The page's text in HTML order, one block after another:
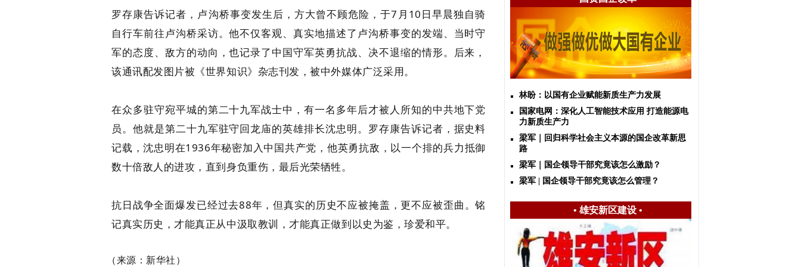
罗存康告诉记者，卢沟桥事变发生后，方大曾不顾危险，于7月10日早晨独自骑
自行车前往卢沟桥采访。他不仅客观、真实地描述了卢沟桥事变的发端、当时守
军的态度、敌方的动向，也记录了中国守军英勇抗战、决不退缩的情形。后来，
该通讯配发图片被《世界知识》杂志刊发，被中外媒体广泛采用。
在众多驻守宛平城的第二十九军战士中，有一名多年后才被人所知的中共地下党
员。他就是第二十九军驻守回龙庙的英雄排长沈忠明。罗存康告诉记者，据史料
记载，沈忠明在1936年秘密加入中国共产党，他英勇抗敌，以一个排的兵力抵御
数十倍敌人的进攻，直到身负重伤，最后光荣牺牲。
抗日战争全面爆发已经过去88年，但真实的历史不应被掩盖，更不应被歪曲。铭
记真实历史，才能真正从中汲取教训，才能真正做到以史为鉴，珍爱和平。
（来源：新华社 ）
林盼：以国有企业赋能新质生产力发展
国家电网：深化人工智能技术应用 打造能源电
力新质生产力
梁军｜回归科学社会主义本源的国企改革新思
路
梁军｜国企领导干部究竟该怎么激励？
梁军 | 国企领导干部究竟该怎么管理？
• 雄安新区建设•